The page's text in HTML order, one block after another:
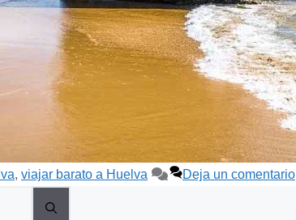
, viajar barato a Huelva
Deja un comentario